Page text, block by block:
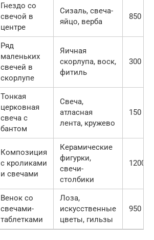
Гнездо со
свечой в
центре
Сизаль, свеча-
яйцо, верба
850
Ряд
маленьких
свечей в
скорлупе
Яичная
скорлупа, воск,
фитиль
300
Тонкая
церковная
свеча с
бантом
Свеча,
атласная
лента, кружево
150
Композиция
с кроликами
и свечами
Керамические
фигурки,
свечи-
столбики
1200
Венок со
свечами-
таблетками
Лоза,
искусственные
цветы, гильзы
950